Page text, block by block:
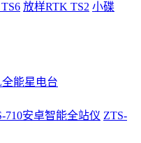
放样RTK TS2 小碟
能星电台
710安卓智能全站仪 ZTS-